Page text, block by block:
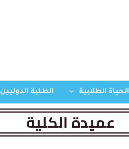
الحياة الطلابية الطلبة الدوليين
عميدة الكلية